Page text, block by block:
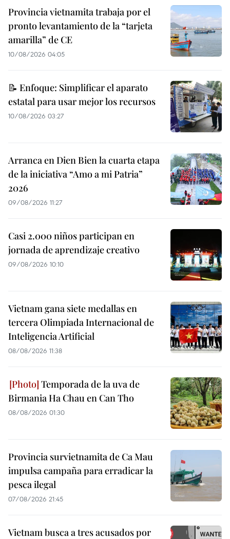
Provincia vietnamita trabaja por el
pronto levantamiento de la “tarjeta
amarilla” de CE
10/08/2026 04:05
📝 Enfoque: Simplificar el aparato
estatal para usar mejor los recursos
10/08/2026 03:27
Arranca en Dien Bien la cuarta etapa
de la iniciativa “Amo a mi Patria”
2026
09/08/2026 11:27
Casi 2.000 niños participan en
jornada de aprendizaje creativo
09/08/2026 10:10
Vietnam gana siete medallas en
tercera Olimpiada Internacional de
Inteligencia Artificial
08/08/2026 11:38
Temporada de la uva de
Birmania Ha Chau en Can Tho
08/08/2026 01:30
Provincia survietnamita de Ca Mau
impulsa campaña para erradicar la
pesca ilegal
07/08/2026 21:45
Vietnam busca a tres acusados por